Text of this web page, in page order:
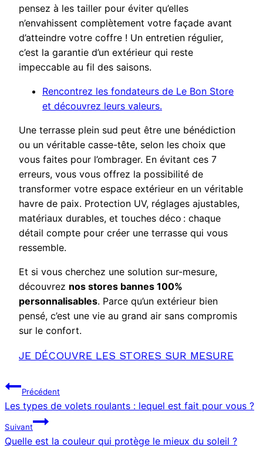
pensez à les tailler pour éviter qu’elles
n’envahissent complètement votre façade avant
d’atteindre votre coffre ! Un entretien régulier,
c’est la garantie d’un extérieur qui reste
impeccable au fil des saisons.
Rencontrez les fondateurs de Le Bon Store
et découvrez leurs valeurs.
Une terrasse plein sud peut être une bénédiction
ou un véritable casse-tête, selon les choix que
vous faites pour l’ombrager. En évitant ces 7
erreurs, vous vous offrez la possibilité de
transformer votre espace extérieur en un véritable
havre de paix. Protection UV, réglages ajustables,
matériaux durables, et touches déco : chaque
détail compte pour créer une terrasse qui vous
ressemble.
Et si vous cherchez une solution sur-mesure,
découvrez nos stores bannes 100%
personnalisables. Parce qu’un extérieur bien
pensé, c’est une vie au grand air sans compromis
sur le confort.
JE DÉCOUVRE LES STORES SUR MESURE
Navigation
de
l’article
Précédent
Les types de volets roulants : lequel est fait pour vous ?
Suivant
Quelle est la couleur qui protège le mieux du soleil ?